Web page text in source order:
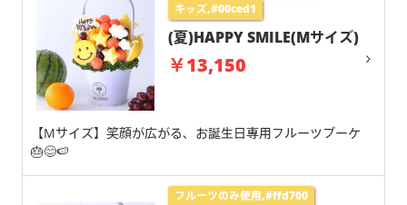
キッズ,#00ced1
(夏)HAPPY SMILE(Mサイズ)
￥13,150
【Mサイズ】笑顔が広がる、お誕生日専用フルーツブーケ
🎂😊🍉
フルーツのみ使用,#ffd700